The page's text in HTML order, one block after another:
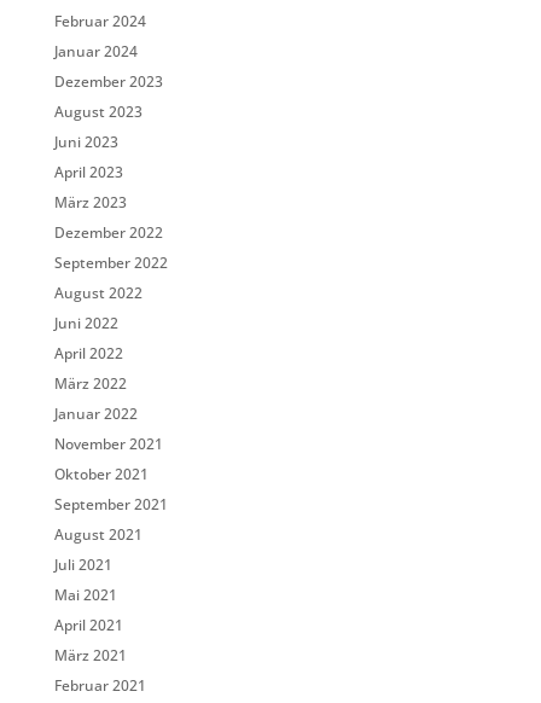
Februar 2024
Januar 2024
Dezember 2023
August 2023
Juni 2023
April 2023
März 2023
Dezember 2022
September 2022
August 2022
Juni 2022
April 2022
März 2022
Januar 2022
November 2021
Oktober 2021
September 2021
August 2021
Juli 2021
Mai 2021
April 2021
März 2021
Februar 2021